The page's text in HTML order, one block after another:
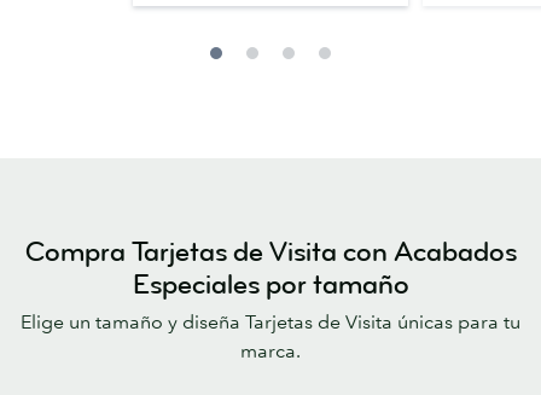
Compra Tarjetas de Visita con Acabados
Especiales por tamaño
Elige un tamaño y diseña Tarjetas de Visita únicas para tu
marca.